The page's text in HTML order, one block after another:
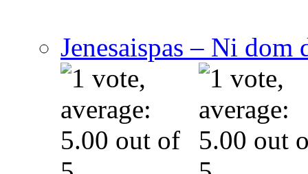
Jenesaispas – Ni dom